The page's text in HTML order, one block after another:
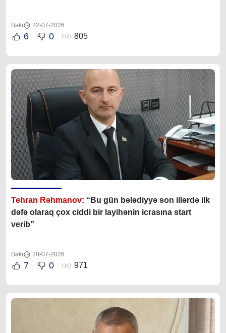
Bakı 22-07-2026
6 0 805
Tehran Rəhmanov: “Bu gün bələdiyyə son illərdə ilk
dəfə olaraq çox ciddi bir layihənin icrasına start
verib”
Bakı 20-07-2026
7 0 971